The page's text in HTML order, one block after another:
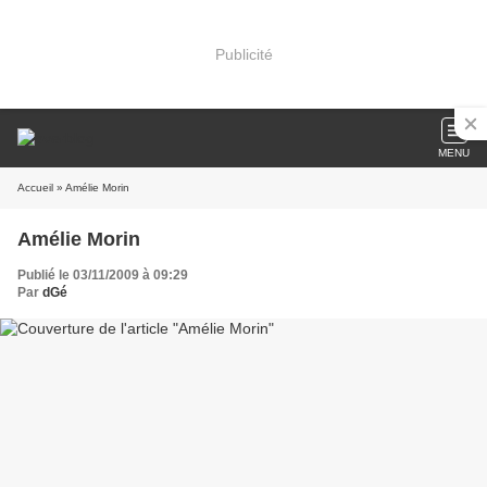
Publicité
MENU
Accueil » Amélie Morin
Amélie Morin
Publié le 03/11/2009 à 09:29
Par dGé